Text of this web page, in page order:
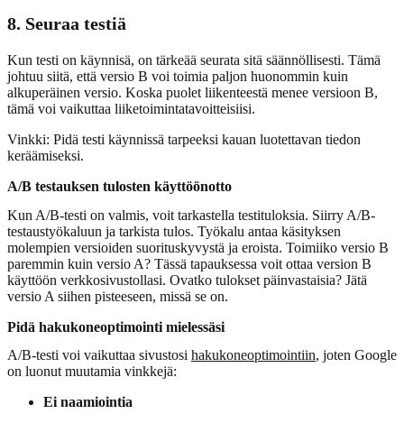
8. Seuraa testiä
Kun testi on käynnisä, on tärkeää seurata sitä säännöllisesti. Tämä
johtuu siitä, että versio B voi toimia paljon huonommin kuin
alkuperäinen versio. Koska puolet liikenteestä menee versioon B,
tämä voi vaikuttaa liiketoimintatavoitteisiisi.
Vinkki: Pidä testi käynnissä tarpeeksi kauan luotettavan tiedon
keräämiseksi.
A/B testauksen tulosten käyttöönotto
Kun A/B-testi on valmis, voit tarkastella testituloksia. Siirry A/B-
testaustyökaluun ja tarkista tulos. Työkalu antaa käsityksen
molempien versioiden suorituskyvystä ja eroista. Toimiiko versio B
paremmin kuin versio A? Tässä tapauksessa voit ottaa version B
käyttöön verkkosivustollasi. Ovatko tulokset päinvastaisia? Jätä
versio A siihen pisteeseen, missä se on.
Pidä hakukoneoptimointi mielessäsi
A/B-testi voi vaikuttaa sivustosi hakukoneoptimointiin, joten Google
on luonut muutamia vinkkejä:
Ei naamiointia